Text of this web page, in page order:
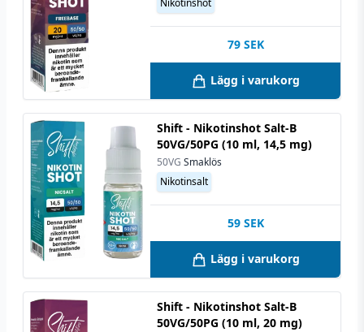
79 SEK
Lägg i varukorg
Shift - Nikotinshot Salt-B
50VG/50PG (10 ml, 14,5 mg)
50VG Smaklös
Nikotinsalt
59 SEK
Lägg i varukorg
Shift - Nikotinshot Salt-B
50VG/50PG (10 ml, 20 mg)